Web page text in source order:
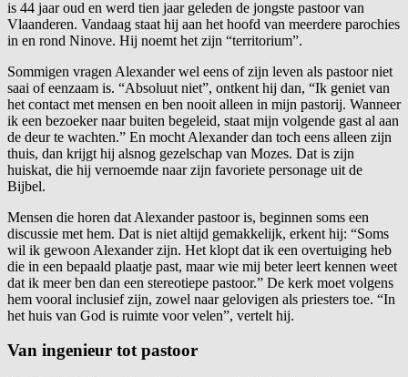
is 44 jaar oud en werd tien jaar geleden de jongste pastoor van
Vlaanderen. Vandaag staat hij aan het hoofd van meerdere parochies
in en rond Ninove. Hij noemt het zijn “territorium”.
Sommigen vragen Alexander wel eens of zijn leven als pastoor niet
saai of eenzaam is. “Absoluut niet”, ontkent hij dan, “Ik geniet van
het contact met mensen en ben nooit alleen in mijn pastorij. Wanneer
ik een bezoeker naar buiten begeleid, staat mijn volgende gast al aan
de deur te wachten.” En mocht Alexander dan toch eens alleen zijn
thuis, dan krijgt hij alsnog gezelschap van Mozes. Dat is zijn
huiskat, die hij vernoemde naar zijn favoriete personage uit de
Bijbel.
Mensen die horen dat Alexander pastoor is, beginnen soms een
discussie met hem. Dat is niet altijd gemakkelijk, erkent hij: “Soms
wil ik gewoon Alexander zijn. Het klopt dat ik een overtuiging heb
die in een bepaald plaatje past, maar wie mij beter leert kennen weet
dat ik meer ben dan een stereotiepe pastoor.” De kerk moet volgens
hem vooral inclusief zijn, zowel naar gelovigen als priesters toe. “In
het huis van God is ruimte voor velen”, vertelt hij.
Van ingenieur tot pastoor